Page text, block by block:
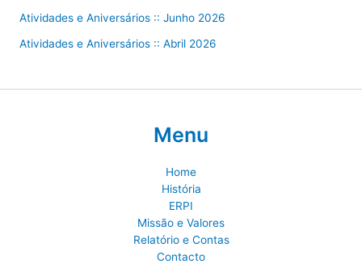
Atividades e Aniversários :: Junho 2026
Atividades e Aniversários :: Abril 2026
Menu
Home
História
ERPI
Missão e Valores
Relatório e Contas
Contacto